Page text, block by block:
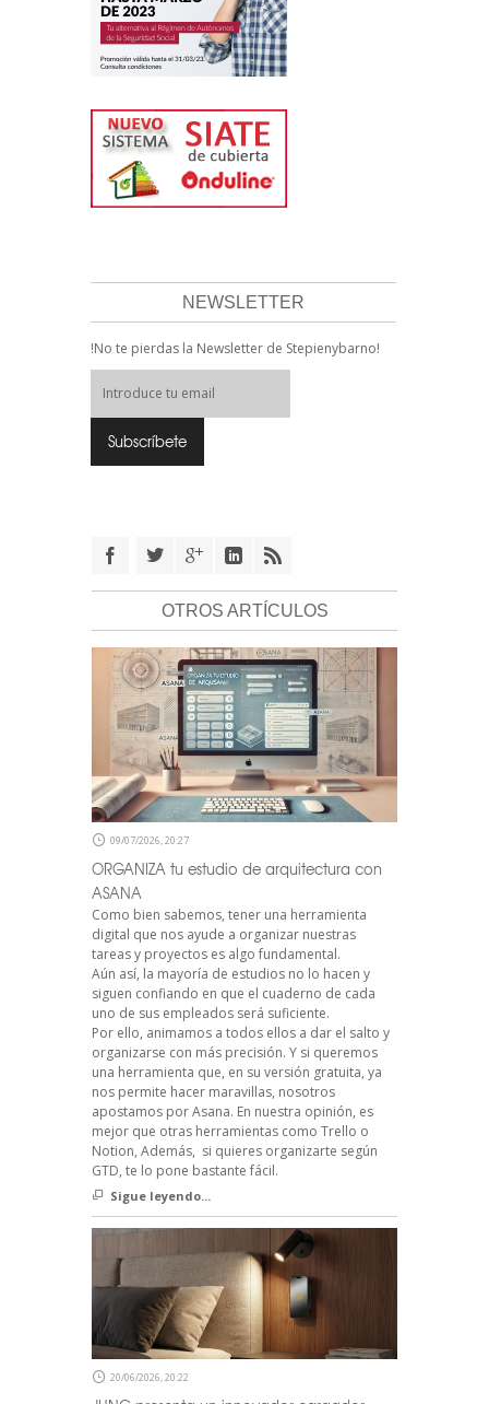
NEWSLETTER
!No te pierdas la Newsletter de Stepienybarno!
OTROS ARTÍCULOS
09/07/2026, 20:27
ORGANIZA tu estudio de arquitectura con
ASANA
Como bien sabemos, tener una herramienta
digital que nos ayude a organizar nuestras
tareas y proyectos es algo fundamental.
Aún así, la mayoría de estudios no lo hacen y
siguen confiando en que el cuaderno de cada
uno de sus empleados será suficiente.
Por ello, animamos a todos ellos a dar el salto y
organizarse con más precisión. Y si queremos
una herramienta que, en su versión gratuita, ya
nos permite hacer maravillas, nosotros
apostamos por Asana. En nuestra opinión, es
mejor que otras herramientas como Trello o
Notion, Además, si quieres organizarte según
GTD, te lo pone bastante fácil.
Sigue leyendo...
20/06/2026, 20:22